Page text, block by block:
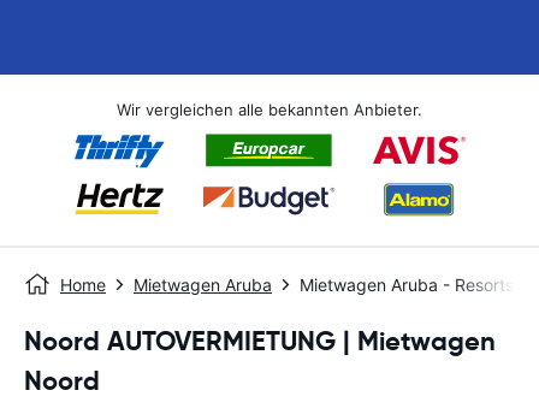
Wir vergleichen alle bekannten Anbieter.
Home Mietwagen Aruba Mietwagen Aruba - Resorts
Noord AUTOVERMIETUNG | Mietwagen
Noord